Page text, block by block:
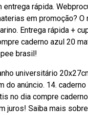
entrega rápida.
em promoção? O
Entrega rápida +
caderno azul 20
brasil!
universitário
do anúncio. 14. caderno
no dia compre
juros! Saiba mais